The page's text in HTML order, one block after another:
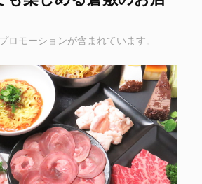
ロモーションが含まれています。